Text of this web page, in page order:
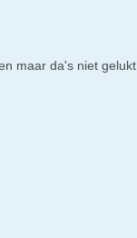
maar da's niet gelukt.